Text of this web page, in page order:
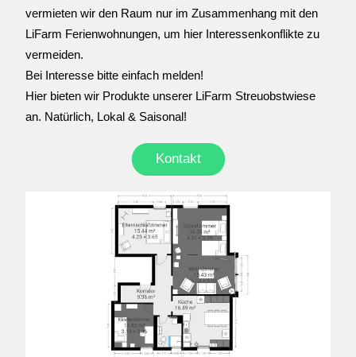
vermieten wir den Raum nur im Zusammenhang mit den
LiFarm Ferienwohnungen, um hier Interessenkonflikte zu
vermeiden.
Bei Interesse bitte einfach melden!
Hier bieten wir Produkte unserer LiFarm Streuobstwiese
an. Natürlich, Lokal & Saisonal!
Kontakt